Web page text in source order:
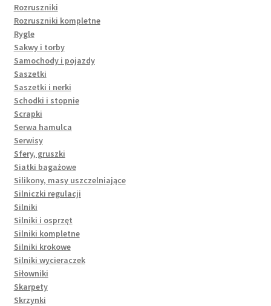
Rozruszniki
Rozruszniki kompletne
Rygle
Sakwy i torby
Samochody i pojazdy
Saszetki
Saszetki i nerki
Schodki i stopnie
Scrapki
Serwa hamulca
Serwisy
Sfery, gruszki
Siatki bagażowe
Silikony, masy uszczelniające
Silniczki regulacji
Silniki
Silniki i osprzęt
Silniki kompletne
Silniki krokowe
Silniki wycieraczek
Siłowniki
Skarpety
Skrzynki